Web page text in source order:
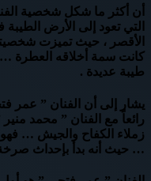
أن أكثر ما شكل شخصية
التي تعود إلى الأرض
الأقصر ، حيث تميزت
كانت سمة أخلاقه العطرة
طيبة عديدة .
يشار إلى أن الفنان ”
رائعاً مع الفنان ” محمد منير
زملاء الكفاح والجيش …
… حيث أنه بدأ بإحداث